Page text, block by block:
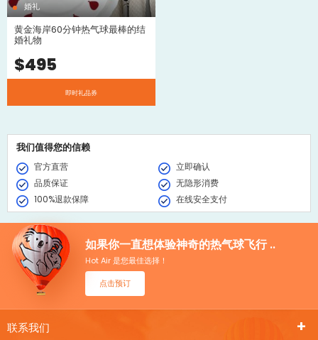
婚礼
黄金海岸60分钟热气球最棒的结
婚礼物
$495
即时礼品券
我们值得您的信赖
官方直营
立即确认
品质保证
无隐形消费
100%退款保障
在线安全支付
如果你一直想体验神奇的热气球飞行 ..
Hot Air 是您最佳选择！
点击预订
联系我们